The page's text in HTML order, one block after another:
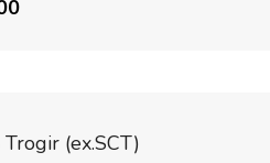
(ex.SCT)